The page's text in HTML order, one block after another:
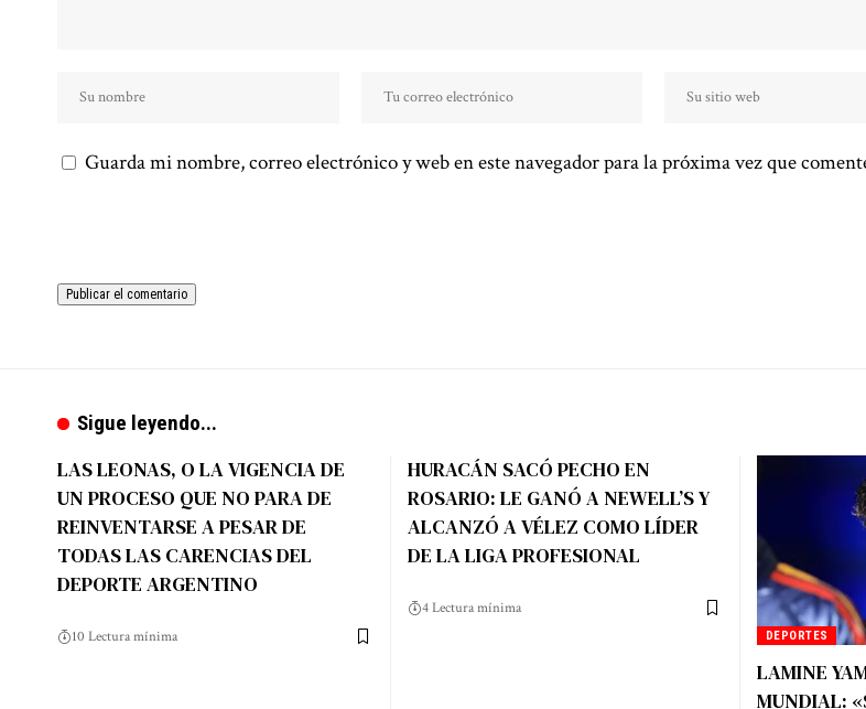
Guarda mi nombre, correo electrónico y web en este navegador para la próxima vez que
Sigue leyendo...
LAS LEONAS, O LA VIGENCIA DE
UN PROCESO QUE NO PARA DE
REINVENTARSE A PESAR DE
TODAS LAS CARENCIAS DEL
DEPORTE ARGENTINO
10 Lectura mínima
HURACÁN SACÓ PECHO EN
ROSARIO: LE GANÓ A NEWELL’S Y
ALCANZÓ A VÉLEZ COMO LÍDER
DE LA LIGA PROFESIONAL
4 Lectura mínima
DEPORTES
LAMINE
MUNDIAL: